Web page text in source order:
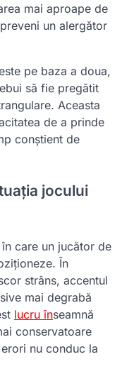
mai aproape de
un alergător
pe baza a doua,
să fie pregătit
Aceasta
de a prinde
conștient de
jocului
care un jucător de
În
strâns, accentul
mai degrabă
lucru înseamnă
conservatoare
nu conduc la